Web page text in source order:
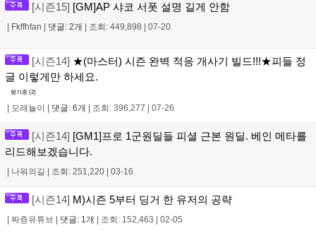
[시즌15] [GM]AP 샤코 서폿 설명 길게 안함
Fkffhfan 댓글: 2개 조회: 449,898 07-20
[시즌14] ★(마스터) 시즌 완벽 적응 개사기 빌드!!!★피들 정
글 이렇게만 하세요.
평가중 (2)
| 모래놀이 | 댓글: 6개 | 조회: 396,277 | 07-26
[시즌14] [GM1]프로 1군원딜들 피셜 근본 원딜. 베인 메타를
리드해보겠습니다.
| 나워의길 | 조회: 251,220 | 03-16
[시즌14] M)시즌 5부터 딩거 한 유저의 공략
| 짜증유튜브 | 댓글: 1개 | 조회: 152,463 | 02-05